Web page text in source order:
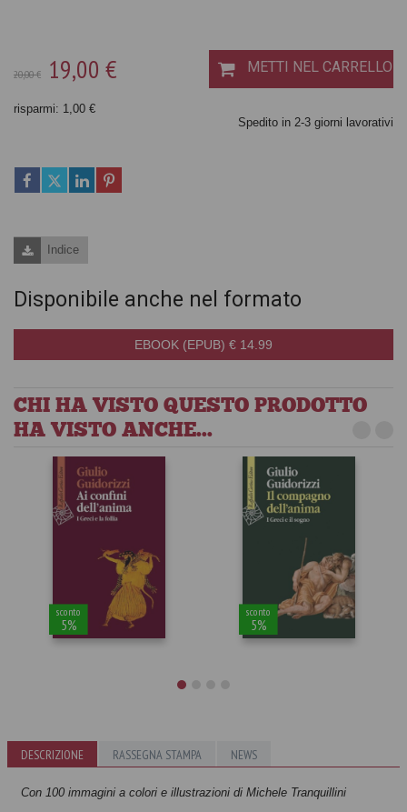
20,00 € 19,00 € METTI NEL CARRELLO
risparmi: 1,00 €
Spedito in 2-3 giorni lavorativi
Indice
Disponibile anche nel formato
EBOOK (EPUB) € 14.99
CHI HA VISTO QUESTO PRODOTTO
HA VISTO ANCHE...
sconto
5%
Ai confini
dell'anima
Giulio Guidorizzi
sconto
5%
dell'anima
Giulio Guidorizzi
DESCRIZIONE RASSEGNA STAMPA NEWS
Con 100 immagini a colori e illustrazioni di Michele Tranquillini